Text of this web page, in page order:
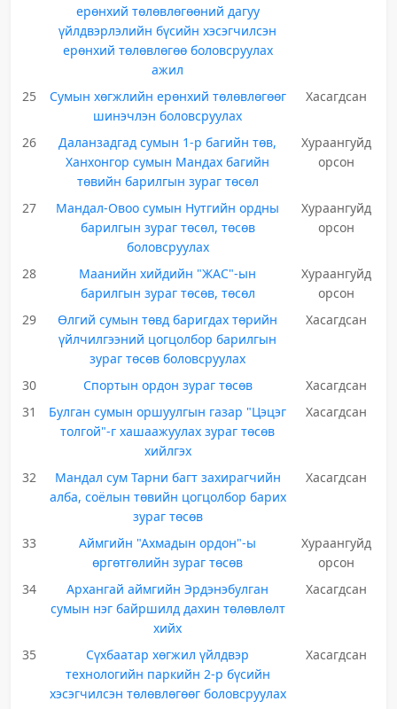
ерөнхий төлөвлөгөөний дагуу
үйлдвэрлэлийн бүсийн хэсэгчилсэн
ерөнхий төлөвлөгөө боловсруулах
ажил
25
Сумын хөгжлийн ерөнхий төлөвлөгөөг
шинэчлэн боловсруулах
Хасагдсан
26
Даланзадгад сумын 1-р багийн төв,
Ханхонгор сумын Мандах багийн
төвийн барилгын зураг төсөл
Хураангуйд
орсон
27
Мандал-Овоо сумын Нутгийн ордны
барилгын зураг төсөл, төсөв
боловсруулах
Хураангуйд
орсон
28
Маанийн хийдийн "ЖАС"-ын
барилгын зураг төсөв, төсөл
Хураангуйд
орсон
29
Өлгий сумын төвд баригдах төрийн
үйлчилгээний цогцолбор барилгын
зураг төсөв боловсруулах
Хасагдсан
30 Спортын ордон зураг төсөв
Хасагдсан
31
Булган сумын оршуулгын газар "Цэцэг
толгой"-г хашаажуулах зураг төсөв
хийлгэх
Хасагдсан
32
Мандал сум Тарни багт захирагчийн
алба, соёлын төвийн цогцолбор барих
зураг төсөв
Хасагдсан
33
Аймгийн "Ахмадын ордон"-ы
өргөтгөлийн зураг төсөв
Хураангуйд
орсон
34
Архангай аймгийн Эрдэнэбулган
сумын нэг байршилд дахин төлөвлөлт
хийх
Хасагдсан
35
Сүхбаатар хөгжил үйлдвэр
технологийн паркийн 2-р бүсийн
хэсэгчилсэн төлөвлөгөөг боловсруулах
Хасагдсан